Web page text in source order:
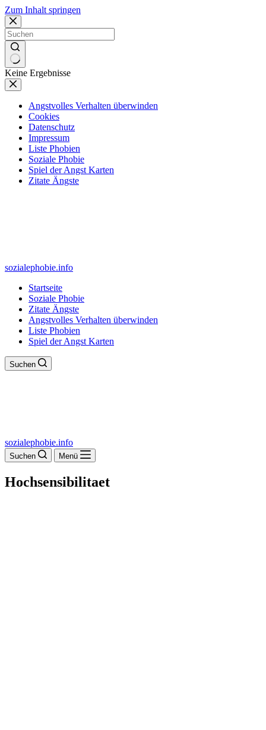
Zum Inhalt springen
Keine Ergebnisse
Angstvolles Verhalten überwinden
Cookies
Datenschutz
Impressum
Liste Phobien
Soziale Phobie
Spiel der Angst Karten
Zitate Ängste
sozialephobie.info
Startseite
Soziale Phobie
Zitate Ängste
Angstvolles Verhalten überwinden
Liste Phobien
Spiel der Angst Karten
Suchen
sozialephobie.info
Suchen Menü
Hochsensibilitaet